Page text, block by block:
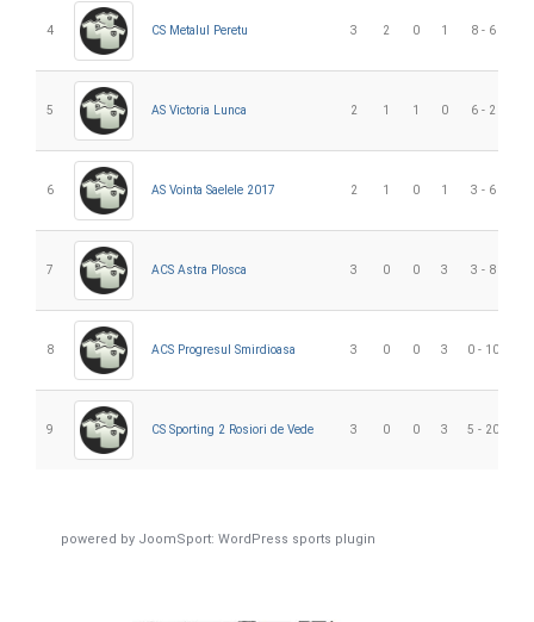
4 CS Metalul Peretu 3 2 0 1 8 - 6
5 AS Victoria Lunca 2 1 1 0 6 - 2
6 AS Vointa Saelele 2017 2 1 0 1 3 - 6
7 ACS Astra Plosca 3 0 0 3 3 - 8
8 ACS Progresul Smirdioasa 3 0 0 3 0 - 10
9 CS Sporting 2 Rosiori de Vede 3 0 0 3 5 - 20
powered by JoomSport: WordPress sports plugin